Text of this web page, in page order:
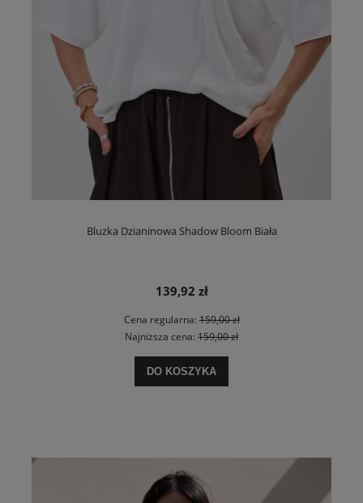
Bluzka Dzianinowa Shadow Bloom Biała
139,92 zł
Cena regularna:159,00 zł
Najniższa cena: 159,00 zł
DO KOSZYKA